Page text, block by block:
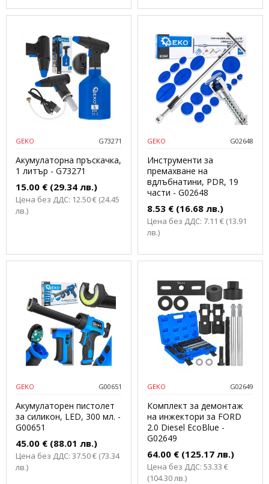
GEKO G73271
Акумулаторна пръскачка,
1 литър - G73271
15.00 € (29.34 лв.)
Цена без ДДС: 12.50 € (24.45
лв.)
GEKO G02648
Инструменти за
премахване на
вдлъбнатини, PDR, 19
части - G02648
8.53 € (16.68 лв.)
Цена без ДДС: 7.11 € (13.91
лв.)
GEKO G00651
Акумулаторен пистолет
за силикон, LED, 300 мл. -
G00651
45.00 € (88.01 лв.)
Цена без ДДС: 37.50 € (73.34
лв.)
GEKO G02649
Комплект за демонтаж
на инжектори за FORD
2.0 Diesel EcoBlue -
G02649
64.00 € (125.17 лв.)
Цена без ДДС: 53.33 €
(104.30 лв.)